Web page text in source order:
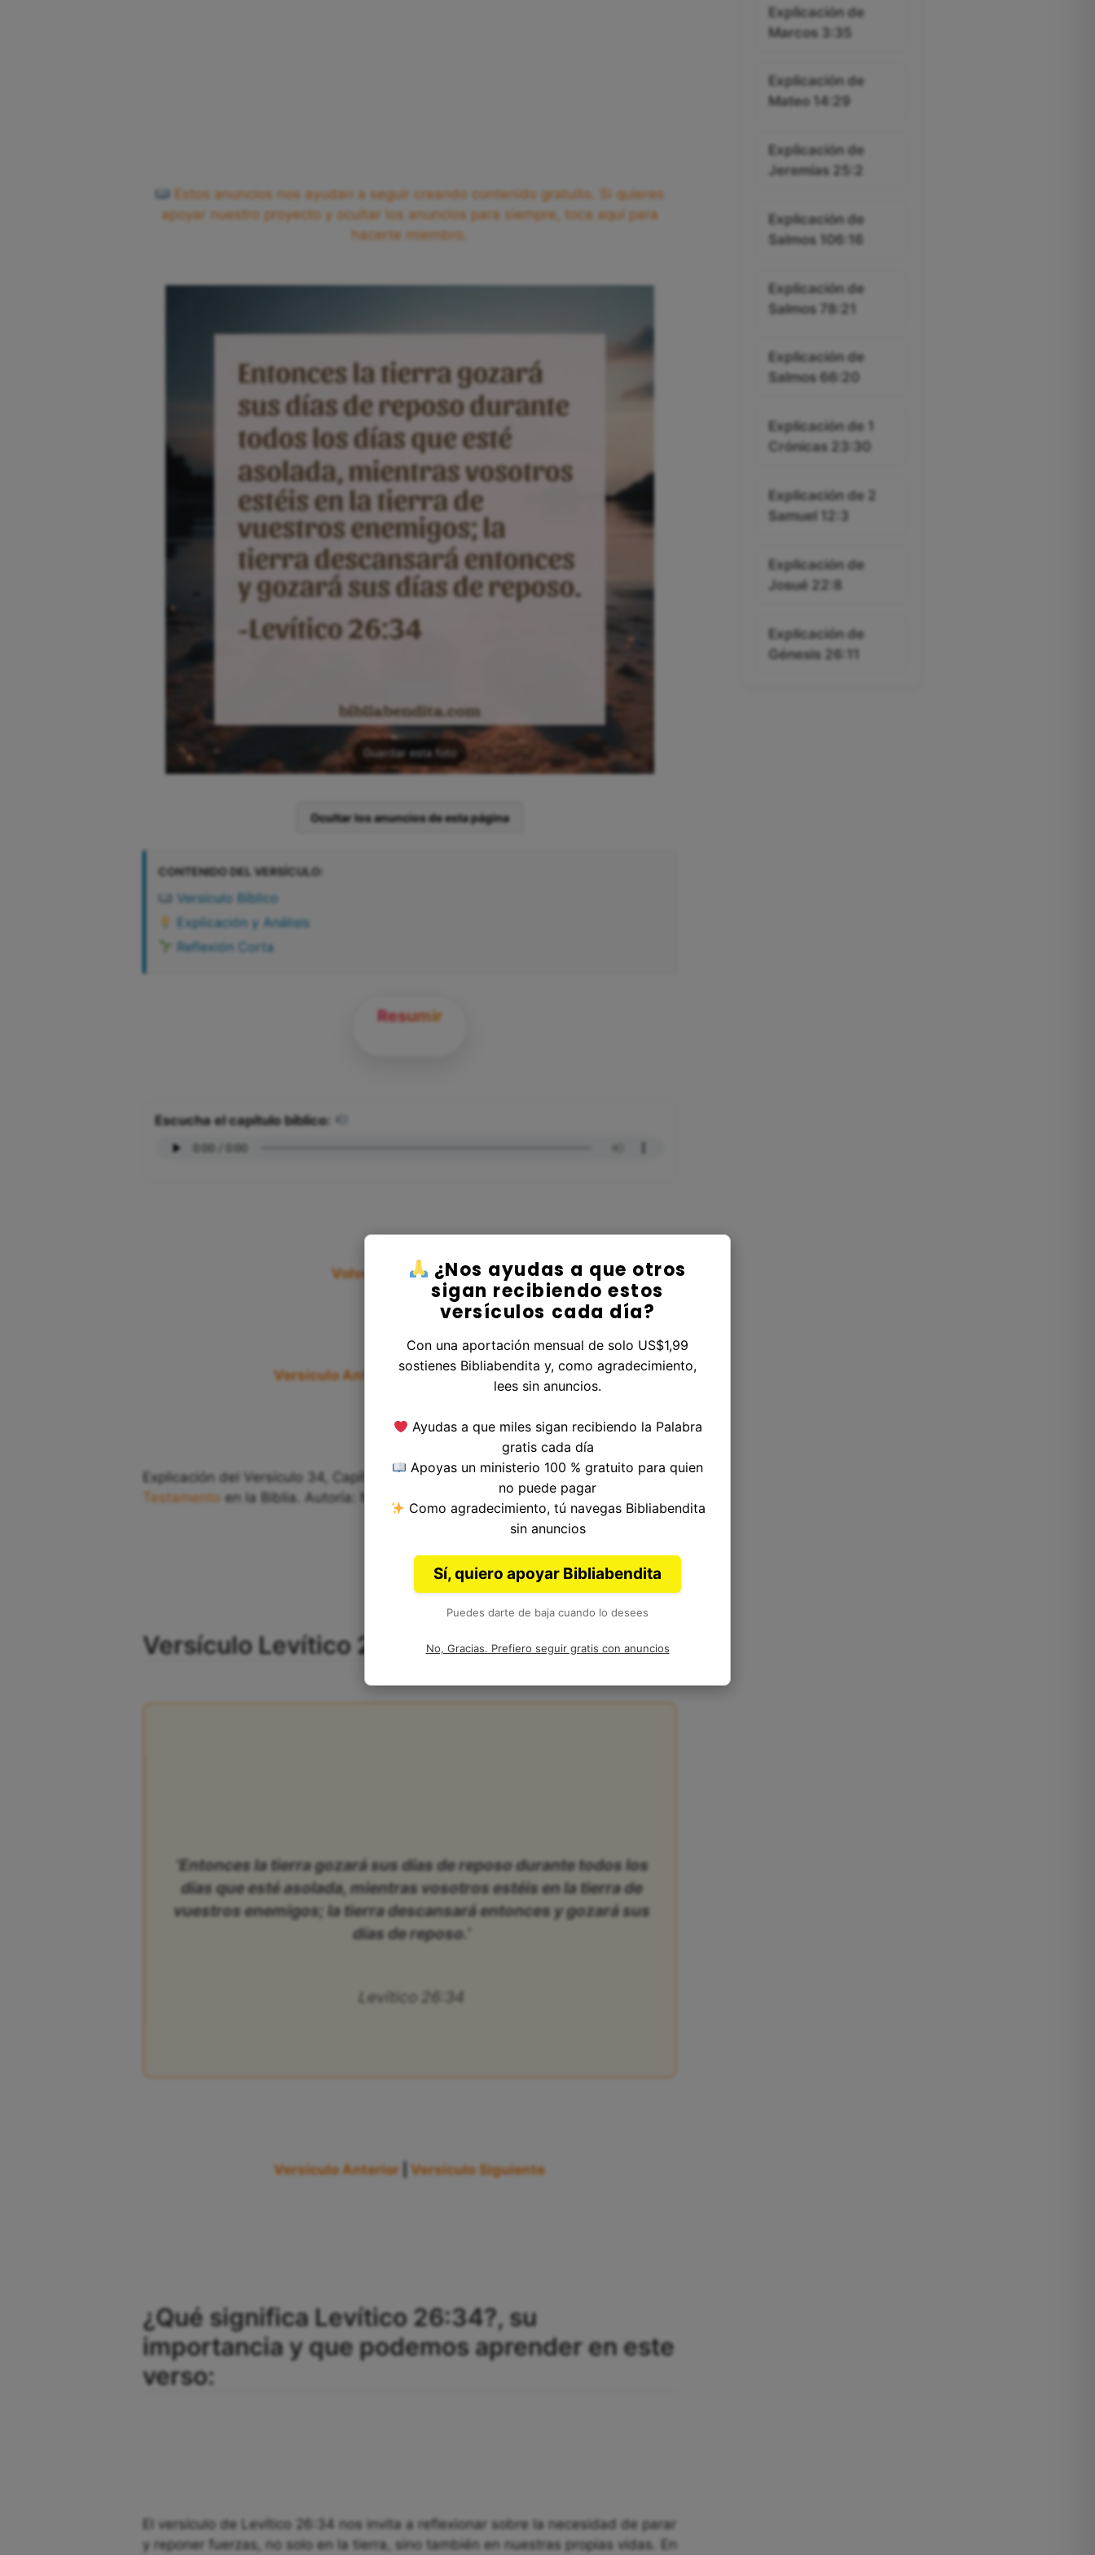
Estos anuncios nos ayudan a seguir creando contenido gratuito. Si quieres
apoyar nuestro proyecto y ocultar los anuncios para siempre, toca aquí para
hacerte miembro.
Guardar esta foto
Ocultar los anuncios de esta página
CONTENIDO DEL VERSÍCULO:
Versículo Bíblico
Explicación y Análisis
Reflexión Corta
Resumir
Escucha el capítulo bíblico:
Volver al Libro Levítico
Versículo Anterior|Versículo Siguiente
Explicación del Versículo 34, Capítulo 26, Libro de Levítico delAntiguo
Testamentoen la Biblia. Autoría: Moisés.
Versículo Levítico 26:34 de la Biblia
‘Entonces la tierra gozará sus días de reposo durante todos los
días que esté asolada, mientras vosotros estéis en la tierra de
vuestros enemigos; la tierra descansará entonces y gozará sus
días de reposo.’
Levítico 26:34
Versículo Anterior |Versículo Siguiente
¿Qué significa Levítico 26:34?, su
importancia y que podemos aprender en este
verso:
El versículo de Levítico 26:34 nos invita a reflexionar sobre la necesidad de parar
y reponer fuerzas, no solo en la tierra, sino también en nuestras propias vidas. En
Explicación de
Marcos 3:35
Explicación de
Mateo 14:29
Explicación de
Jeremías 25:2
Explicación de
Salmos 106:16
Explicación de
Salmos 78:21
Explicación de
Salmos 66:20
Explicación de 1
Crónicas 23:30
Explicación de 2
Samuel 12:3
Explicación de
Josué 22:8
Explicación de
Génesis 26:11
¿Nos ayudas a que otros
sigan recibiendo estos
versículos cada día?
Con una aportación mensual de solo US$1,99
sostienes Bibliabendita y, como agradecimiento,
lees sin anuncios.
Ayudas a que miles sigan recibiendo la Palabra
gratis cada día
Apoyas un ministerio 100 % gratuito para quien
no puede pagar
Como agradecimiento, tú navegas Bibliabendita
sin anuncios
Sí, quiero apoyar Bibliabendita
Puedes darte de baja cuando lo desees
No, Gracias. Prefiero seguir gratis con anuncios